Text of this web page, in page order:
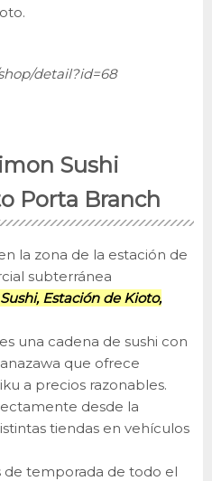
detail?id=68
Sushi
Porta Branch
la zona de la estación de
subterránea
Estación de Kioto,
una cadena de sushi con
que ofrece
a precios razonables.
desde la
tiendas en vehículos
de temporada de todo el